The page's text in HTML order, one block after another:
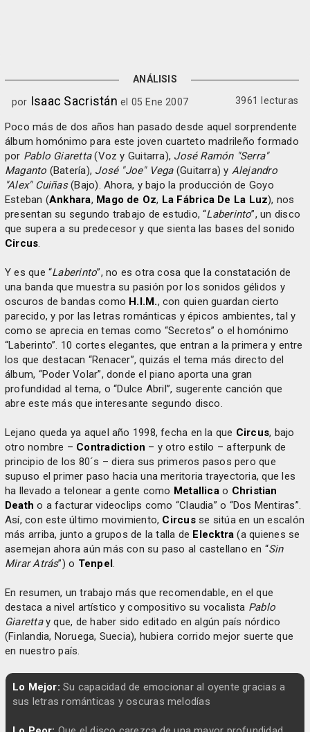
ANÁLISIS
por Isaac Sacristánel 05 Ene 2007 3961 lecturas
Poco más de dos años han pasado desde aquel sorprendente
álbum homónimo para este joven cuarteto madrileño formado
por Pablo Giaretta(Voz y Guitarra), José Ramón "Serra"
Maganto (Batería), José "Joe" Vega(Guitarra) y Alejandro
"Alex" Cuiñas(Bajo). Ahora, y bajo la producción de Goyo
Esteban (Ankhara, Mago de Oz, La Fábrica De La Luz), nos
presentan su segundo trabajo de estudio, “Laberinto”, un disco
que supera a su predecesor y que sienta las bases del sonido
Circus.
Y es que “Laberinto”, no es otra cosa que la constatación de
una banda que muestra su pasión por los sonidos gélidos y
oscuros de bandas como H.I.M., con quien guardan cierto
parecido, y por las letras románticas y épicos ambientes, tal y
como se aprecia en temas como “Secretos” o el homónimo
“Laberinto”. 10 cortes elegantes, que entran a la primera y entre
los que destacan “Renacer”, quizás el tema más directo del
álbum, “Poder Volar”, donde el piano aporta una gran
profundidad al tema, o “Dulce Abril”, sugerente canción que
abre este más que interesante segundo disco.
Lejano queda ya aquel año 1998, fecha en la que Circus, bajo
otro nombre – Contradiction – y otro estilo – afterpunk de
principio de los 80´s – diera sus primeros pasos pero que
supuso el primer paso hacia una meritoria trayectoria, que les
ha llevado a telonear a gente como Metallicao Christian
Death o a facturar videoclips como “Claudia” o “Dos Mentiras”.
Así, con este último movimiento, Circusse sitúa en un escalón
más arriba, junto a grupos de la talla de Elecktra (a quienes se
asemejan ahora aún más con su paso al castellano en “Sin
Mirar Atrás”) o Tenpel.
En resumen, un trabajo más que recomendable, en el que
destaca a nivel artístico y compositivo su vocalista Pablo
Giarettay que, de haber sido editado en algún país nórdico
(Finlandia, Noruega, Suecia), hubiera corrido mejor suerte que
en nuestro país.
Lo Mejor: Su capacidad de emocionar al oyente gracias a
sus letras románticas y oscuras melodías